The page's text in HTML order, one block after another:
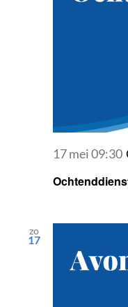
17 mei 09:30
zo
17